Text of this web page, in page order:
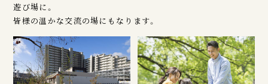
遊び場に。
皆様の温かな交流の場にもなります。